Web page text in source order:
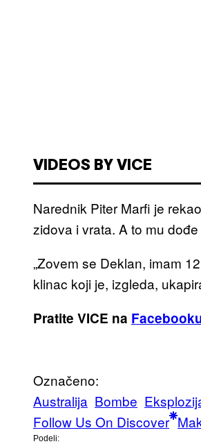
VIDEOS BY VICE
Narednik Piter Marfi je
zidova i vrata. A to mu
„Zovem se Deklan, imam
klinac koji je, izgleda,
Pratite VICE na
Označeno:
Australija Bombe
Follow Us On Discover
Podeli: